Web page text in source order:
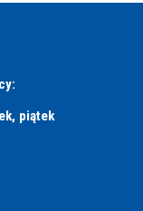
piątek